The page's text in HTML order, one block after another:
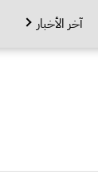
آخر الأخبار